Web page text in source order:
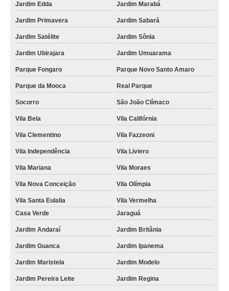
Jardim Edda Jardim Marabá
Jardim Primavera Jardim Sabará
Jardim Satélite Jardim Sônia
Jardim Ubirajara Jardim Umuarama
Parque Fongaro Parque Novo Santo Amaro
Parque da Mooca Real Parque
Socorro São João Clímaco
Vila Bela Vila Califórnia
Vila Clementino Vila Fazzeoni
Vila Independência Vila Liviero
Vila Mariana Vila Moraes
Vila Nova Conceição Vila Olímpia
Vila Santa Eulalia
Vila Vermelha
Casa Verde
Jaraguá
Jardim Andaraí Jardim Britânia
Jardim Guanca Jardim Ipanema
Jardim Maristela Jardim Modelo
Jardim Pereira Leite Jardim Regina